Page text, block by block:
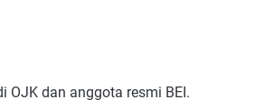
dan anggota resmi BEI.